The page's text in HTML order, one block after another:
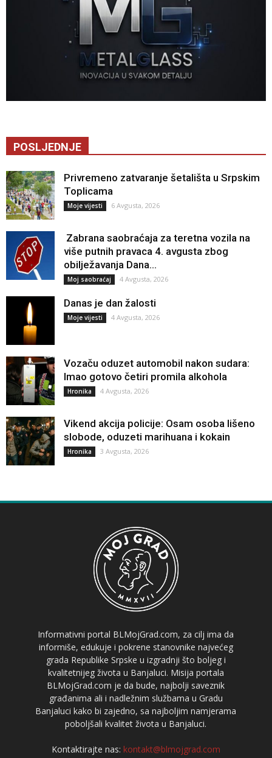
POSLJEDNJE
Privremeno zatvaranje šetališta u Srpskim
Toplicama
Moje vijesti 6 Avgusta, 2026
Zabrana saobraćaja za teretna vozila na
više putnih pravaca 4. avgusta zbog
obilježavanja Dana...
Moj saobraćaj 4 Avgusta, 2026
Danas je dan žalosti
Moje vijesti 4 Avgusta, 2026
Vozaču oduzet automobil nakon sudara:
Imao gotovo četiri promila alkohola
Hronika 4 Avgusta, 2026
Vikend akcija policije: Osam osoba lišeno
slobode, oduzeti marihuana i kokain
Hronika 3 Avgusta, 2026
Informativni portal BLMojGrad.com, za cilj ima da
informiše, edukuje i pokrene stanovnike najvećeg
grada Republike Srpske u izgradnji što boljeg i
kvalitetnijeg života u Banjaluci. Misija portala
BLMojGrad.com je da bude, najbolji saveznik
građanima ali i nadležnim službama u Gradu
Banjaluci kako bi zajedno, sa najboljim namjerama
poboljšali kvalitet života u Banjaluci.
Kontaktirajte nas: kontakt@blmojgrad.com